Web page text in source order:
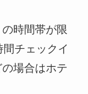
時間帯が限
チェックイ
場合はホテ